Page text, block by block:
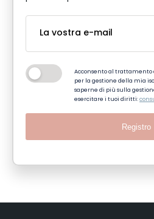
Acconsento al trattamento
per la gestione della mia
saperne di più sulla
esercitare i tuoi diritti:
Registro